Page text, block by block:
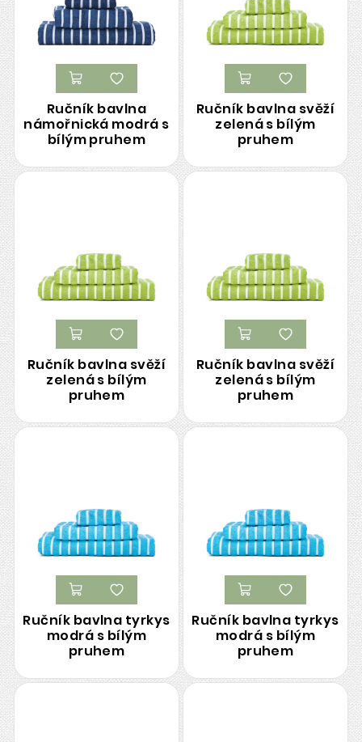
Ručník bavlna
námořnická modrá s
bílým pruhem
Ručník bavlna svěží
zelená s bílým
pruhem
Ručník bavlna svěží
zelená s bílým
pruhem
Ručník bavlna svěží
zelená s bílým
pruhem
Ručník bavlna tyrkys
modrá s bílým
pruhem
Ručník bavlna tyrkys
modrá s bílým
pruhem